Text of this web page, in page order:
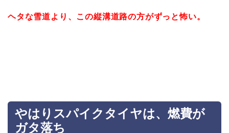
ヘタな雪道より、この縦溝道路の方がずっと怖い。
やはりスパイクタイヤは、燃費が
ガタ落ち